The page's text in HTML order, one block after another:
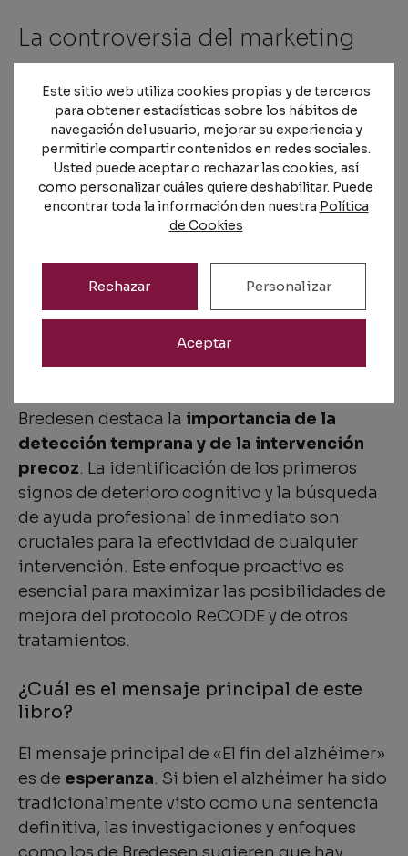
La controversia del marketing
El título del libro, «El fin del alzhéimer», ha
generado críticas por sucarácter
aparentemente definitivo y optimista.
Algunos expertos argumentan que el título
puede dar falsas esperanzas, ya que, hasta la
fecha, no existe una cura definitiva para el
alzhéimer. La afirmación de «fin» puede ser
atrae la atención pero que podría no reflejar
completamente la realidad científica actual.
Una decisión a tiempo es determinante
Bredesen destaca la importancia de la
detección temprana y de la intervención
precoz. La identificación de los primeros
signos de deterioro cognitivo y la búsqueda
de ayuda profesional de inmediato son
cruciales para la efectividad de cualquier
intervención. Este enfoque proactivo es
esencial para maximizar las posibilidades de
mejora del protocolo ReCODE y de otros
tratamientos.
¿Cuál es el mensaje principal de este
libro?
El mensaje principal de «El fin del alzhéimer»
es de esperanza. Si bien el alzhéimer ha sido
tradicionalmente visto como una sentencia
definitiva, las investigaciones y enfoques
Este sitio web utiliza cookies propias y de terceros
para obtener estadísticas sobre los hábitos de
navegación del usuario, mejorar su experiencia y
permitirle compartir contenidos en redes sociales.
Usted puede aceptar o rechazar las cookies, así
como personalizar cuáles quiere deshabilitar. Puede
encontrar toda la información den nuestra Política
de Cookies
Aceptar
Rechazar Personalizar